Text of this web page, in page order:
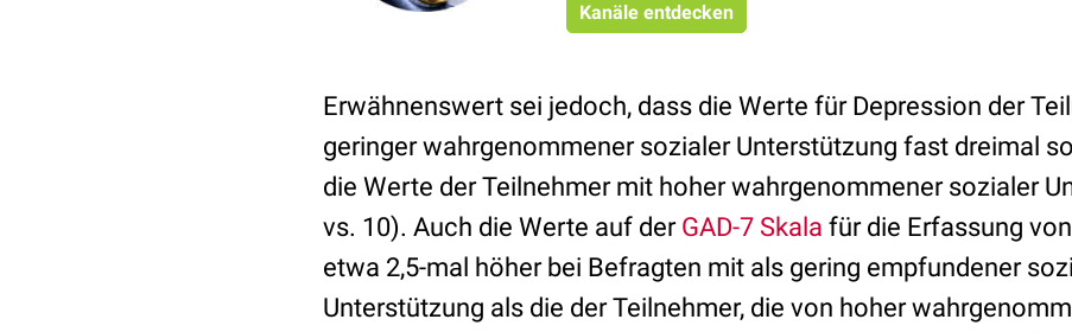
Kanäle entdecken
Erwähnenswert sei jedoch, dass die Werte für Depression der
geringer wahrgenommener sozialer Unterstützung fast dreimal
die Werte der Teilnehmer mit hoher wahrgenommener sozialer
vs. 10). Auch die Werte auf der GAD-7 Skala für die Erfassung
etwa 2,5-mal höher bei Befragten mit als gering empfundener
Unterstützung als die der Teilnehmer, die von hoher